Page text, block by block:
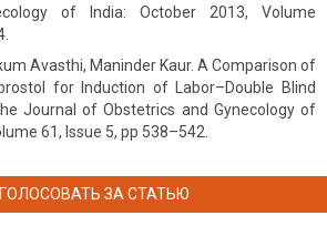
of India: October 2013, Volume
Avasthi, Maninder Kaur. A Comparison of
for Induction of Labor–Double Blind
Journal of Obstetrics and Gynecology of
61, Issue 5, pp 538–542.
ЗА СТАТЬЮ